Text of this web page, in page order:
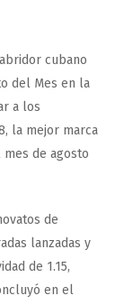
cubano
del Mes en la
a los
la mejor marca
de agosto
de
lanzadas y
de 1.15,
en el